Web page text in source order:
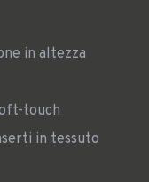
in altezza
touch
in tessuto